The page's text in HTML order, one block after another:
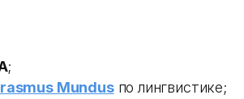
;
Mundusпо лингвистике;